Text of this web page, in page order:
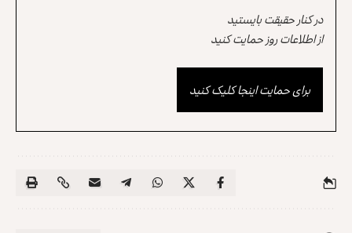
در کنار حقیقت بایستید
از اطلاعات روز حمایت کنید
برای حمایت اینجا کلیک کنید